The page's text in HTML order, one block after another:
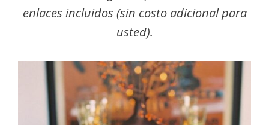
enlaces incluidos (sin costo adicional para
usted).